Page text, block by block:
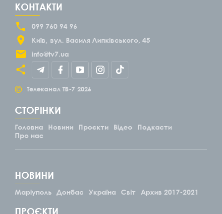
КОНТАКТИ
099 760 94 96
Київ
вул. Василя Липківського, 45
info@tv7.ua
© Телеканал ТВ-7 2026
СТОРІНКИ
Головна Новини Проєкти Відео
Подкасти
Про нас
НОВИНИ
Маріуполь Донбас Україна Світ Архив 2017-2021
ПРОЄКТИ